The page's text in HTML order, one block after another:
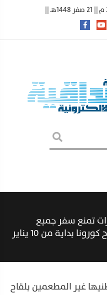
تمنع سفر جميع
بداية من 10 يناير
غير المطعمين بلقاح